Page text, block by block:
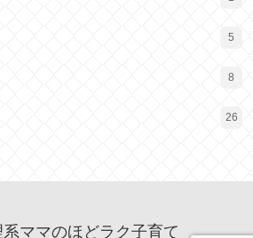
5
8
26
ママのほどラク子育て